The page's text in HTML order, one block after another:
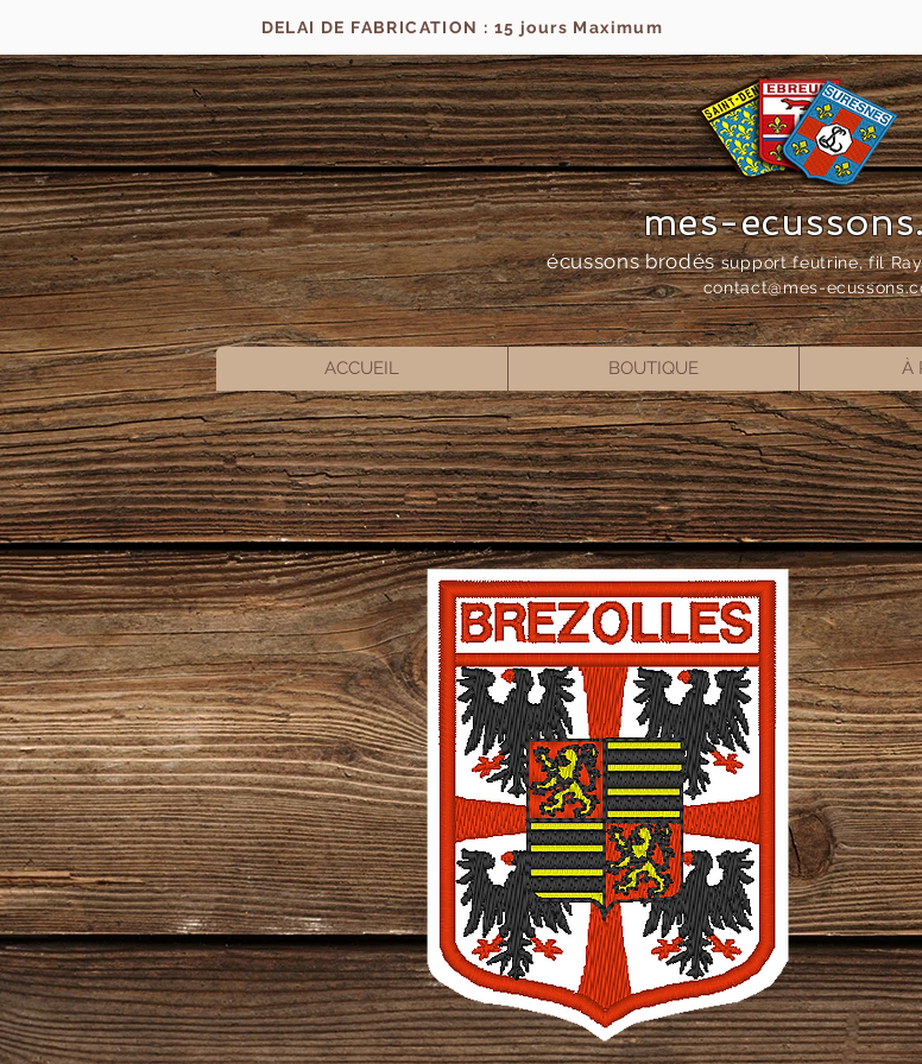
DELAI DE FABRICATION : 15 jours Maximum
mes-
écussons brodés support feutrine, fil
contact@mes-
ACCUEIL BOUTIQUE À